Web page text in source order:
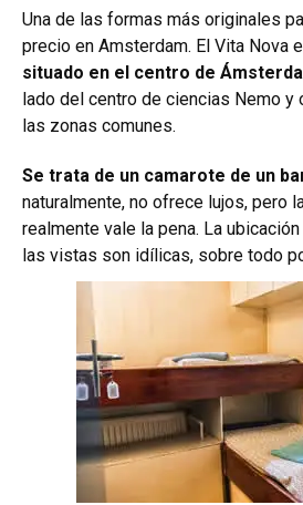
Una de las formas más originales
precio en Amsterdam. El Vita Nova
situado en el centro de
lado del centro de ciencias Nemo y
las zonas comunes.
Se trata de un camarote de un
naturalmente, no ofrece lujos, pero
realmente vale la pena. La
las vistas son idílicas, sobre todo